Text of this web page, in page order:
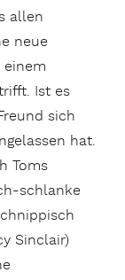
allen
neue
Ist es
sich
hat.
Toms
schlanke
Sinclair)